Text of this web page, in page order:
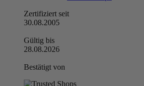
Zertifiziert seit
30.08.2005
Gültig bis
28.08.2026
Bestätigt von